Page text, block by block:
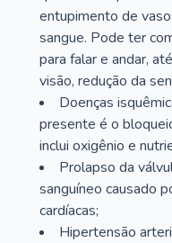
entupimento de
sangue. Pode ter
para falar e andar,
visão, redução da
Doenças
presente é o
inclui oxigênio e
Prolapso da
sanguíneo causado
cardíacas;
Hipertensão